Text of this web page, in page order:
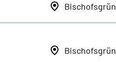
Bischofsgrün
Bischofsgrün